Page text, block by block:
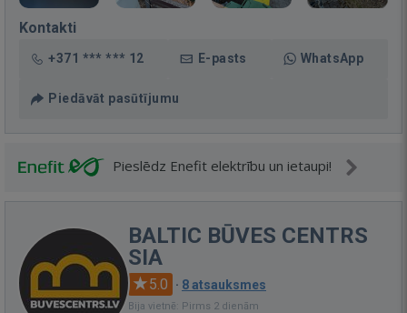
Kontakti
+371 *** *** 12 E-pasts WhatsApp
Piedāvāt pasūtījumu
Pieslēdz Enefit elektrību un ietaupi!
BALTIC BŪVES CENTRS
SIA
5.0 · 8 atsauksmes
Bija vietnē: Pirms 2 dienām